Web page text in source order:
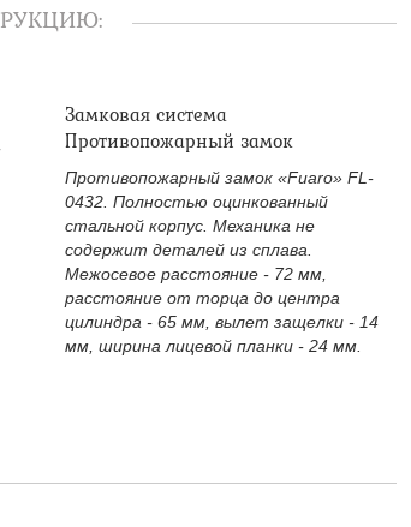
Замковая система
Противопожарный замок
Противопожарный замок «Fuaro» FL-
0432. Полностью оцинкованный
стальной корпус. Механика не
содержит деталей из сплава.
Межосевое расстояние - 72 мм,
расстояние от торца до центра
цилиндра - 65 мм, вылет защелки - 14
мм, ширина лицевой планки - 24 мм.